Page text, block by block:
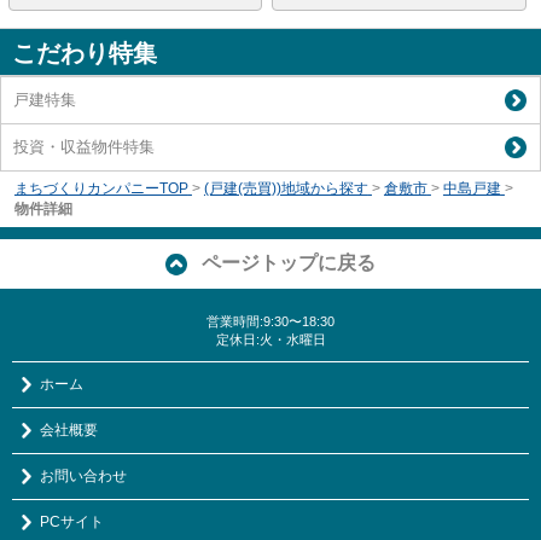
こだわり特集
戸建特集
投資・収益物件特集
まちづくりカンパニーTOP > (戸建(売買))地域から探す > 倉敷市 > 中島戸建 >
物件詳細
ページトップに戻る
営業時間:9:30〜18:30
定休日:火・水曜日
ホーム
会社概要
お問い合わせ
PCサイト